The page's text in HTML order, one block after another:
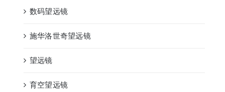
数码望远镜
施华洛世奇望远镜
望远镜
育空望远镜